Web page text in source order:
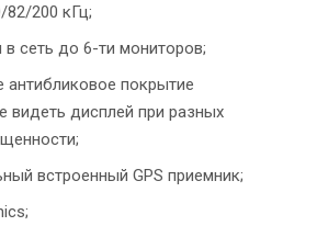
82/200 кГц;
сеть до 6-ти мониторов;
антибликовое покрытие
видеть дисплей при разных
встроенный GPS приемник;